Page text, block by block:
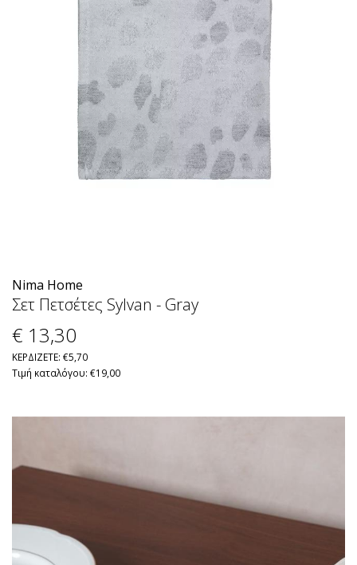
Nima Home
Σετ Πετσέτες Sylvan - Gray
€ 13,30
ΚΕΡΔΙΖΕΤΕ: €5,70
Τιμή καταλόγου: €19,00